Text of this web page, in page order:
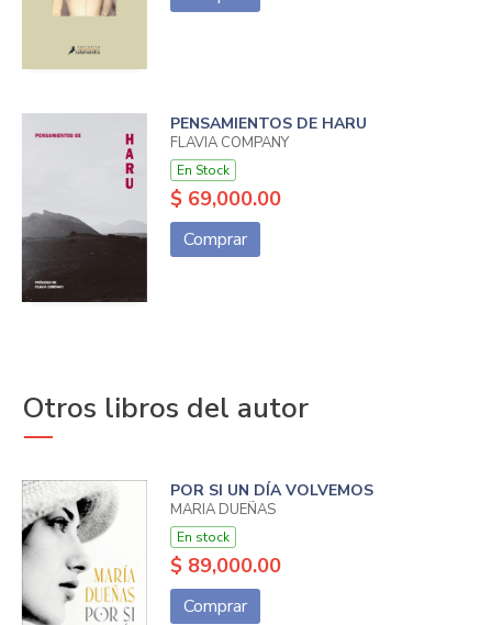
PENSAMIENTOS DE HARU
FLAVIA COMPANY
En Stock
$ 69,000.00
Comprar
Otros libros del autor
POR SI UN DÍA VOLVEMOS
MARIA DUEÑAS
En stock
$ 89,000.00
Comprar